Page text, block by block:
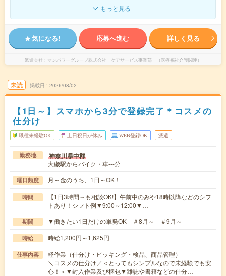
もっと見る
気になる! 応募へ進む 詳しく見る
派遣会社 マンパワーグループ株式会社 ケアサービス事業部 （医療福祉介護関連）
未読 掲載日 2026/08/02
【1日～】スマホから3分で登録完了＊コスメの
仕分け
職種未経験OK 土日祝日が休み WEB登録OK 派遣
勤務地 神奈川県中郡
大磯駅からバイク・車---分
曜日頻度 月～金のうち、1日～OK！
時間
【1日3時間～も相談OK!】午前中のみや18時以降などのシフ
トあり！シフト例▼9:00～12:00▼…
期間 ▼働きたい1日だけの単発OK ＃8月～ ＃9月～
時給 時給1,200円～1,625円
仕事内容
軽作業（仕分け・ピッキング・検品、商品管理）
＼コスメの仕分け／＜とってもシンプルなので未経験でも安
心！＞▼封入作業及び梱包▼雑誌や書籍などの仕分…